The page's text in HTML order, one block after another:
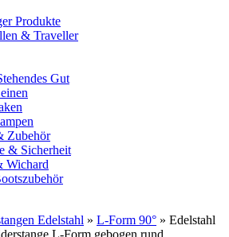
Produkte
& Traveller
Gut
Zubehör
& Sicherheit
Wichard
Edelstahl » L-Form 90° » Edelstahl
L-Form gebogen rund